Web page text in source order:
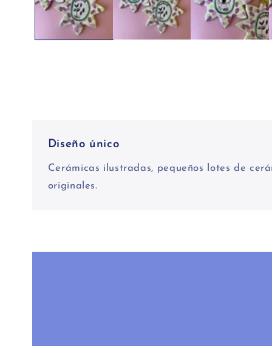
ventana
Diseño único
Cerámicas ilustradas, pequeños lotes de
originales.